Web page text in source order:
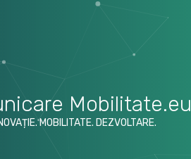
Mobilitate.eu
MOBILITATE. DEZVOLTARE.